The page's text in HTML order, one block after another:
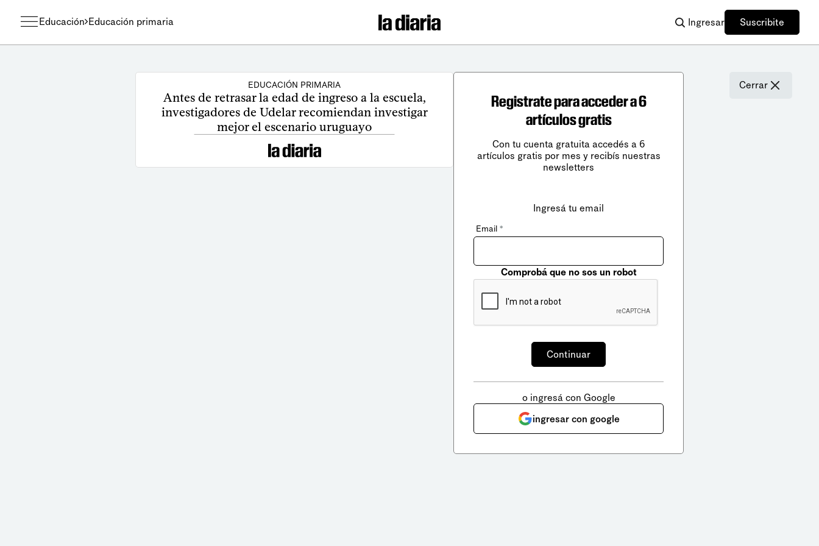
Educación Educación primaria Ingresar Suscribite
EDUCACIÓN PRIMARIA
Antes de retrasar la edad de ingreso a la escuela,
investigadores de Udelar recomiendan investigar
mejor el escenario uruguayo
Cerrar
Registrate para acceder a 6
artículos gratis
Con tu cuenta gratuita accedés a 6
artículos gratis por mes y recibís nuestras
newsletters
Ingresá tu email
Email *
Comprobá que no sos un robot
o ingresá con Google
ingresar con google